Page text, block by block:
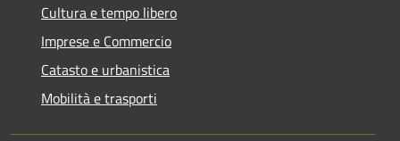
Cultura e tempo libero
Imprese e Commercio
Catasto e urbanistica
Mobilità e trasporti